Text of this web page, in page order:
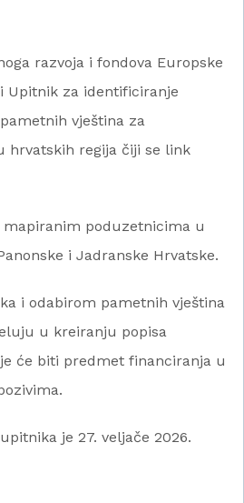
razvoja i fondova Europske
Upitnik za identificiranje
vještina za
hrvatskih regija čiji se link
poduzetnicima u
i Jadranske Hrvatske.
i odabirom pametnih vještina
u kreiranju popisa
će biti predmet financiranja u
je 27. veljače 2026.